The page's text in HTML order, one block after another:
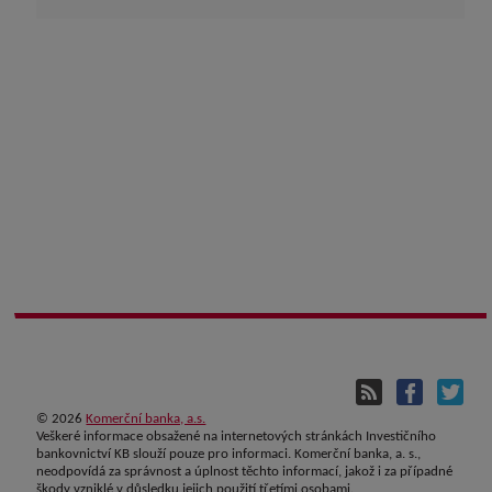
© 2026 Komerční banka, a.s.
Veškeré informace obsažené na internetových stránkách Investičního
bankovnictví KB slouží pouze pro informaci. Komerční banka, a. s.,
neodpovídá za správnost a úplnost těchto informací, jakož i za případné